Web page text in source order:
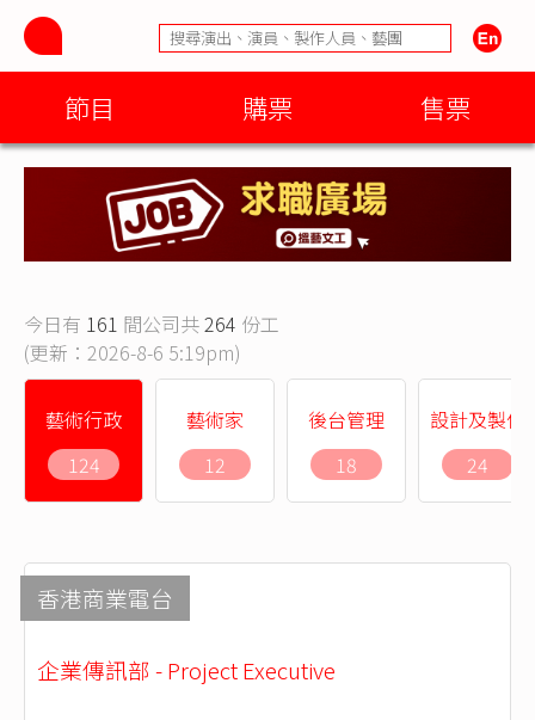
節目 購票 售票
今日有 161 間公司共264 份工
(更新：2026-8-6 5:19pm)
藝術行政
124
藝術家
12
後台管理
18
設計及製作
24
香港商業電台
企業傳訊部 - Project Executive